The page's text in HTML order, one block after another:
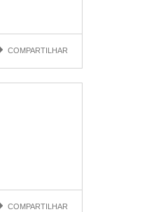
COMPARTILHAR
COMPARTILHAR